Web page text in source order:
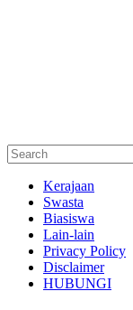
Semakan
Bantuan
Semakan
untuk
semua
Kerajaan
Swasta
Biasiswa
Lain-lain
Privacy Policy
Disclaimer
HUBUNGI